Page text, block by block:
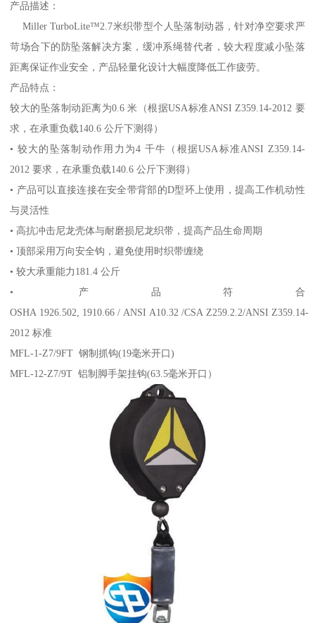
产品描述：
Miller TurboLite™2.7米织带型个人坠落制动器，针对净空要求严
苛场合下的防坠落解决方案，缓冲系绳替代者，较大程度减小坠落
距离保证作业安全，产品轻量化设计大幅度降低工作疲劳。
产品特点：
较大的坠落制动距离为0.6 米（根据USA标准ANSI Z359.14-2012 要
求，在承重负载140.6 公斤下测得）
• 较大的坠落制动作用力为4 千牛（根据USA标准ANSI Z359.14-
2012 要求，在承重负载140.6 公斤下测得）
• 产品可以直接连接在安全带背部的D型环上使用，提高工作机动性
与灵活性
• 高抗冲击尼龙壳体与耐磨损尼龙织带，提高产品生命周期
• 顶部采用万向安全钩，避免使用时织带缠绕
• 较大承重能力181.4 公斤
• 产品符合
OSHA 1926.502, 1910.66 / ANSI A10.32 /CSA Z259.2.2/ANSI Z359.14-
2012 标准
MFL-1-Z7/9FT 钢制抓钩(19毫米开口)
MFL-12-Z7/9T 铝制脚手架挂钩(63.5毫米开口）